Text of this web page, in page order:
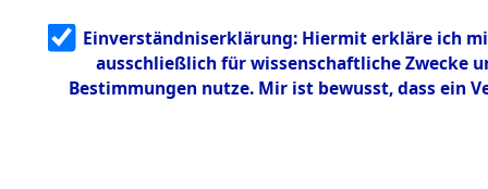
g
5.3.3
Todesmärsch
Einverständniserklärung: Hiermit erkläre ich
ausschließlich für wissenschaftliche Zwecke
Bestimmungen nutze. Mir ist bewusst, dass ein